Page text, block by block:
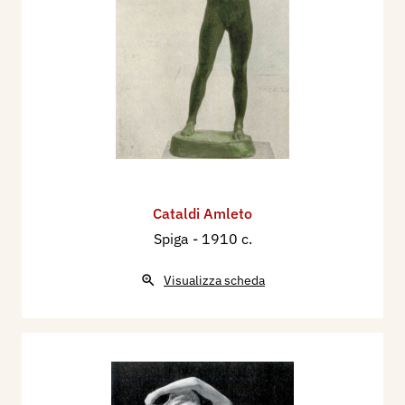
desiderio di una moltitudine, aspettante la realtà
fresca e la giovinezza pulsante.
La rinascenza scultorea significava altresì il
trionfo del ritratto in creta, unico mezzo per
conservare le sembianze di un volto adorato e
scomparso dalla vita reale. E non furono
miniaturata la fisionomia.
Il metodo adoperato da Leonardo da Vinci pei
suoi giovani pittori della scuola lombarda del
ombrato, certo che un fantastico e
Cataldi Amleto
Spiga - 1910 c.
Visualizza scheda